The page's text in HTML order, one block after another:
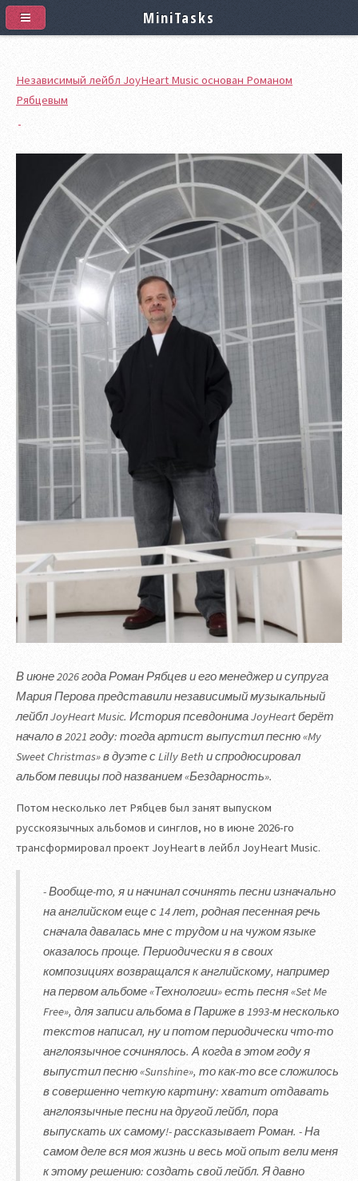
Независимый лейбл JoyHeart Music основан Романом
Рябцевым
В июне 2026 года Роман Рябцев и его менеджер и супруга
Мария Перова представили независимый музыкальный
лейбл JoyHeart Music. История псевдонима JoyHeart берёт
начало в 2021 году: тогда артист выпустил песню «My
Sweet Christmas» в дуэте с Lilly Beth и спродюсировал
альбом певицы под названием «Бездарность».
Потом несколько лет Рябцев был занят выпуском
русскоязычных альбомов и синглов, но в июне 2026-го
трансформировал проект JoyHeart в лейбл JoyHeart Music.
- Вообще-то, я и начинал сочинять песни изначально
на английском еще с 14 лет, родная песенная речь
сначала давалась мне с трудом и на чужом языке
оказалось проще. Периодически я в своих
композициях возвращался к английскому, например
на первом альбоме «Технологии» есть песня «Set Me
Free», для записи альбома в Париже в 1993-м несколько
текстов написал, ну и потом периодически что-то
англоязычное сочинялось. А когда в этом году я
выпустил песню «Sunshine», то как-то все сложилось
в совершенно четкую картину: хватит отдавать
англоязычные песни на другой лейбл, пора
выпускать их самому!- рассказывает Роман. - На
самом деле вся моя жизнь и весь мой опыт вели меня
к этому решению: создать свой лейбл. Я давно
MiniTasks